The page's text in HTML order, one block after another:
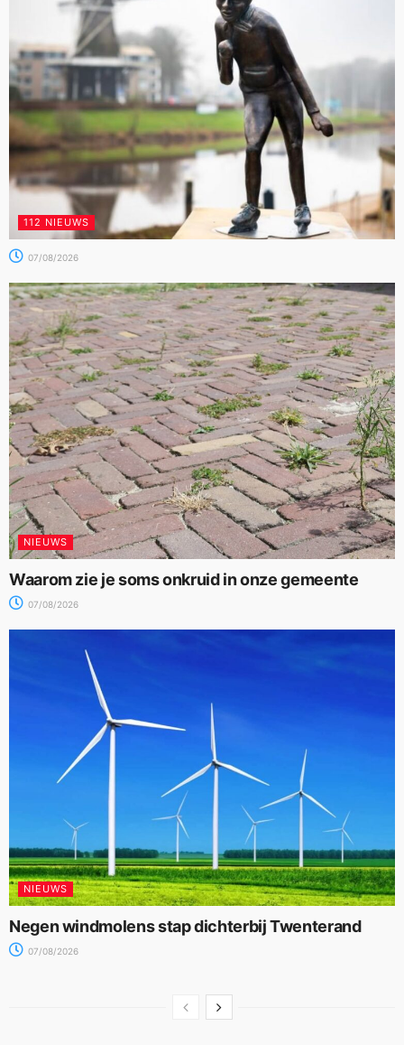
112 NIEUWS
07/08/2026
NIEUWS
Waarom zie je soms onkruid in onze gemeente
07/08/2026
NIEUWS
Negen windmolens stap dichterbij Twenterand
07/08/2026